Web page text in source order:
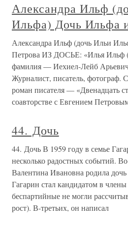
Александра Ильф
Ильфа) Дочь Ильфа
Александра Ильф (дочь Ильи
Петрова ИЗ ДОСЬЕ: «Илья Ильф
фамилия — Иехиел-Лейб
Журналист, писатель, фотограф.
роман писателя — «Двенадцать
соавторстве с Евгением
44. Дочь
44. Дочь В 1959 году в семье
несколько радостных событий.
Валентина Ивановна родила
Гагарин стал кандидатом в
беспартийные не могли
рост). В-третьих, он написал